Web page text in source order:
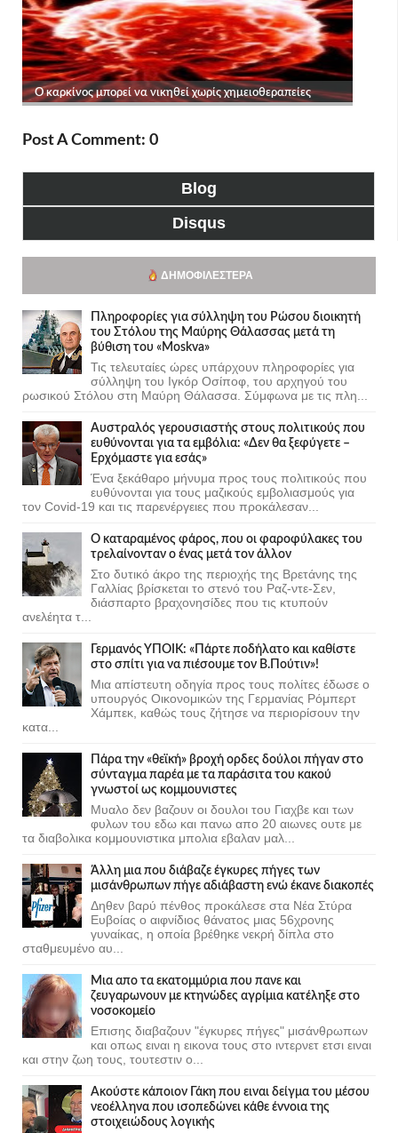
Post A Comment: 0
Blog
Disqus
ΔΗΜΟΦΙΛΈΣΤΕΡΑ
Πληροφορίες για σύλληψη του Ρώσου διοικητή
του Στόλου της Mαύρης Θάλασσας μετά τη
βύθιση του «Moskva»
Τις τελευταίες ώρες υπάρχουν πληροφορίες για
σύλληψη του Ιγκόρ Οσίποφ, του αρχηγού του
ρωσικού Στόλου στη Μαύρη Θάλασσα. Σύμφωνα με τις πλη...
Αυστραλός γερουσιαστής στους πολιτικούς που
ευθύνονται για τα εμβόλια: «Δεν θα ξεφύγετε –
Ερχόμαστε για εσάς»
Ένα ξεκάθαρο μήνυμα προς τους πολιτικούς που
ευθύνονται για τους μαζικούς εμβολιασμούς για
τον Covid-19 και τις παρενέργειες που προκάλεσαν...
Ο καταραμένος φάρος, που οι φαροφύλακες του
τρελαίνονταν ο ένας μετά τον άλλον
Στο δυτικό άκρο της περιοχής της Βρετάνης της
Γαλλίας βρίσκεται το στενό του Ραζ-ντε-Σεν,
διάσπαρτο βραχονησίδες που τις κτυπούν
ανελέητα τ...
Γερμανός ΥΠΟΙΚ: «Πάρτε ποδήλατο και καθίστε
στο σπίτι για να πιέσουμε τον Β.Πούτιν»!
Μια απίστευτη οδηγία προς τους πολίτες έδωσε ο
υπουργός Οικονομικών της Γερμανίας Ρόμπερτ
Χάμπεκ, καθώς τους ζήτησε να περιορίσουν την
κατα...
Πάρα την «θεϊκή» βροχή ορδες δούλοι πήγαν στο
σύνταγμα παρέα με τα παράσιτα του κακού
γνωστοί ως κομμουνιστες
Μυαλο δεν βαζουν οι δουλοι του Γιαχβε και των
φυλων του εδω και πανω απο 20 αιωνες ουτε με
τα διαβολικα κομμουνιστικα μπολια εβαλαν μαλ...
Άλλη μια που διάβαζε έγκυρες πήγες των
μισάνθρωπων πήγε αδιάβαστη ενώ έκανε διακοπές
Δηθεν βαρύ πένθος προκάλεσε στα Νέα Στύρα
Ευβοίας ο αιφνίδιος θάνατος μιας 56χρονης
γυναίκας, η οποία βρέθηκε νεκρή δίπλα στο
σταθμευμένο αυ...
Μια απο τα εκατομμύρια που πανε και
ζευγαρωνουν με κτηνώδες αγρίμια κατέληξε στο
νοσοκομείο
Επισης διαβαζουν "έγκυρες πήγες" μισάνθρωπων
και οπως ειναι η εικονα τους στο ιντερνετ ετσι ειναι
και στην ζωη τους, τουτεστιν ο...
Ακούστε κάποιον Γάκη που ειναι δείγμα του μέσου
νεοέλληνα που ισοπεδώνει κάθε έννοια της
στοιχειώδους λογικής